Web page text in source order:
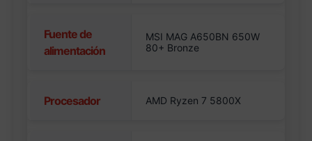
Fuente de
alimentación
MSI MAG A650BN 650W
80+ Bronze
Procesador AMD Ryzen 7 5800X